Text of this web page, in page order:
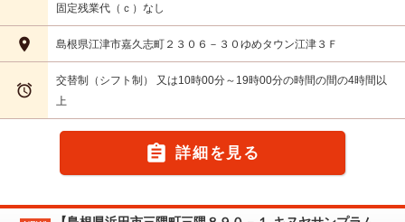
固定残業代（ｃ）なし
 島根県江津市嘉久志町２３０６－３０ゆめタウン江津３Ｆ

交替制（シフト制） 又は10時00分～19時00分の時間の間の4時間以
上
 詳細を見る